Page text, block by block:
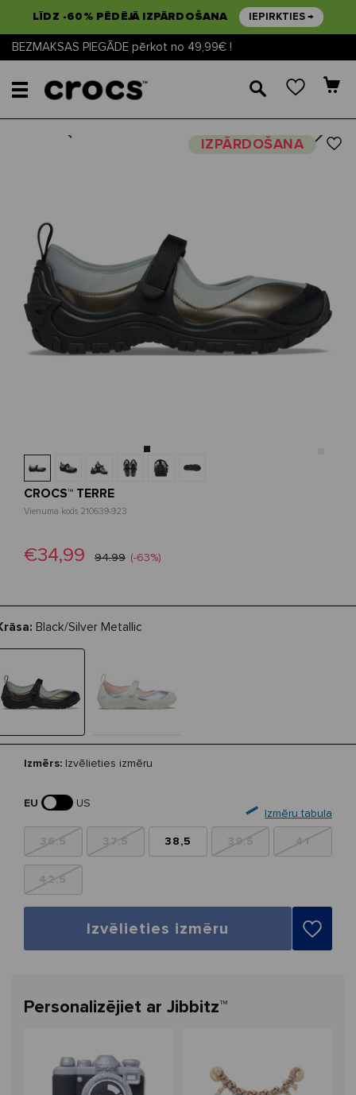
LĪDZ -60% PĒDĒJĀ IZPĀRDOŠANA IEPIRKTIES →
BEZMAKSAS PIEGĀDE pērkot no 49,99€ !
🔎
IZPĀRDOŠANANext
CROCS™ TERRE
Vienuma kods 210639-923
€34,99 94.99 (-63%)
Black/Silver Metallic
Izmērs: Izvēlieties izmēru
EU
US
Izmēru tabula
36,5 37,5 38,5 39,5 41
42,5
Izvēlieties izmēru
Personalizējiet ar Jibbitz™